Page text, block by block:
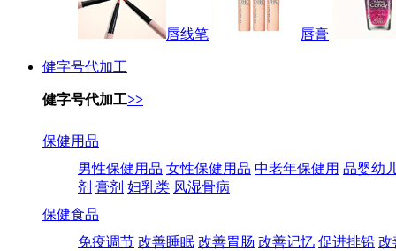
唇线笔 唇膏
健字号代加工
健字号代加工>>
保健用品
男性保健用品 女性保健用品 中老年保健用 品婴幼
剂 膏剂 妇乳类 风湿骨病
保健食品
免疫调节 改善睡眠 改善胃肠 改善记忆 促进排铅 改